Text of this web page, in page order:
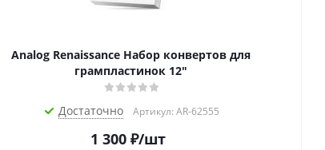
Analog Renaissance Набор конвертов для
грампластинок 12"
Достаточно Артикул: AR-62555
1 300₽/шт